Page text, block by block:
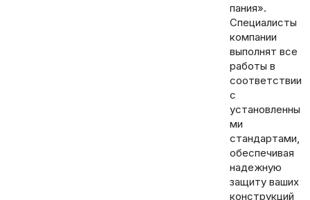
пания».
Специалисты
компании
выполнят все
работы в
соответствии
с
установленны
ми
стандартами,
обеспечивая
надежную
защиту ваших
конструкций